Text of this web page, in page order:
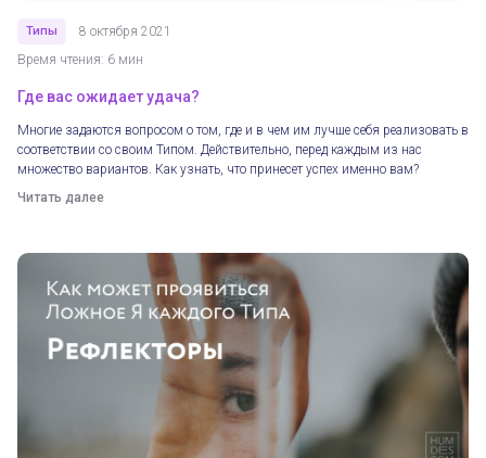
Типы
8 октября 2021
Время чтения: 6 мин
Где вас ожидает удача?
Многие задаются вопросом о том, где и в чем им лучше себя реализовать в
соответствии со своим Типом. Действительно, перед каждым из нас
множество вариантов. Как узнать, что принесет успех именно вам?
Читать далее